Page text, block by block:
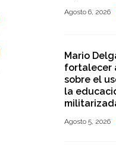
Agosto 6, 2026
Mario
fortalecer
sobre el
la
Agosto 5, 2026